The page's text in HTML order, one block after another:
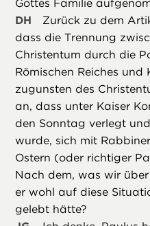
Gottes Familie
DH
Zurück zu dem
dass die Trennung
Christentum durch die
Römischen Reiches
zugunsten des
an, dass unter Kaiser
den Sonntag verlegt
wurde, sich mit
Ostern (oder richtiger
Nach dem, was wir
er wohl auf diese
gelebt hätte?